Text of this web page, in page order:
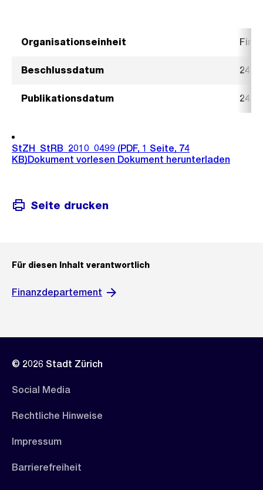
Organisationseinheit
Beschlussdatum 24.
Publikationsdatum 24.
StZH_StRB_2010_0499 (PDF, 1 Seite, 74
KB)Dokument vorlesen Dokument herunterladen
Seite drucken
Für diesen Inhalt verantwortlich
Finanzdepartement
© 2026 Stadt Zürich
Social Media
Rechtliche Hinweise
Impressum
Barrierefreiheit